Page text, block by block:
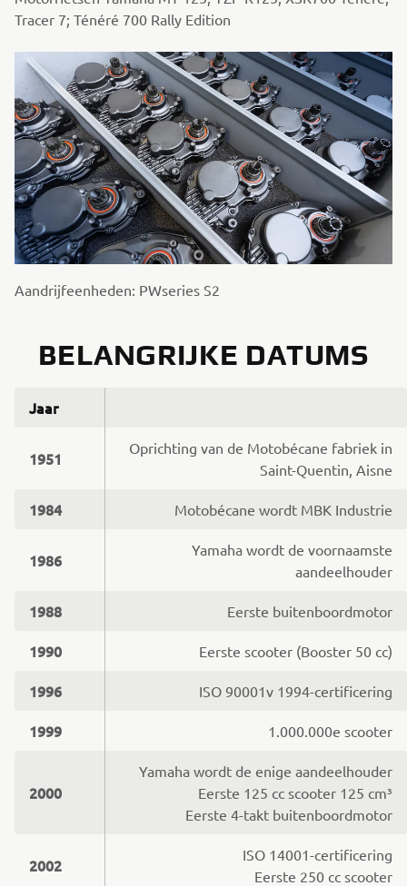
Tracer 7; Ténéré 700 Rally Edition
Aandrijfeenheden: PWseries S2
BELANGRIJKE DATUMS
Jaar
1951
Oprichting van de Motobécane fabriek in
Saint-Quentin, Aisne
1984 Motobécane wordt MBK Industrie
1986
Yamaha wordt de voornaamste
aandeelhouder
1988 Eerste buitenboordmotor
1990 Eerste scooter (Booster 50 cc)
1996 ISO 90001v 1994-certificering
1999 1.000.000e scooter
2000
Yamaha wordt de enige aandeelhouder
Eerste 125 cc scooter 125 cm³
Eerste 4-takt buitenboordmotor
2002
ISO 14001-certificering
Eerste 250 cc scooter